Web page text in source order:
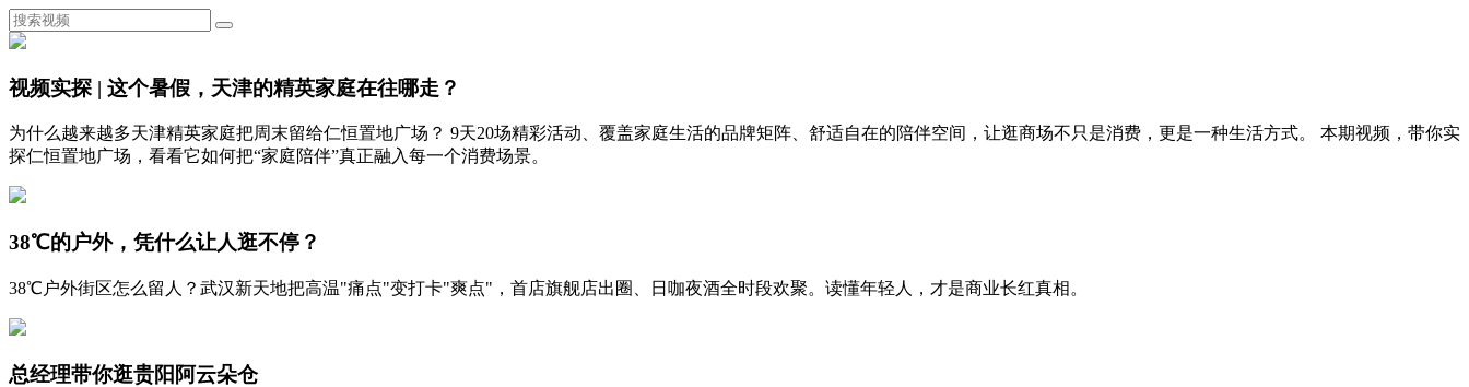
视频实探 | 这个暑假，天津的精英家庭在往哪走？
为什么越来越多天津精英家庭把周末留给仁恒置地广场？ 9天20场精彩活动、覆盖家庭生活的品牌矩阵、舒适自在的陪伴空间，让逛商场不只是消费，更是一种生活方式。 本期视频，带你实
探仁恒置地广场，看看它如何把“家庭陪伴”真正融入每一个消费场景。
38℃的户外，凭什么让人逛不停？
38℃户外街区怎么留人？武汉新天地把高温"痛点"变打卡"爽点"，首店旗舰店出圈、日咖夜酒全时段欢聚。读懂年轻人，才是商业长红真相。
总经理带你逛贵阳阿云朵仓